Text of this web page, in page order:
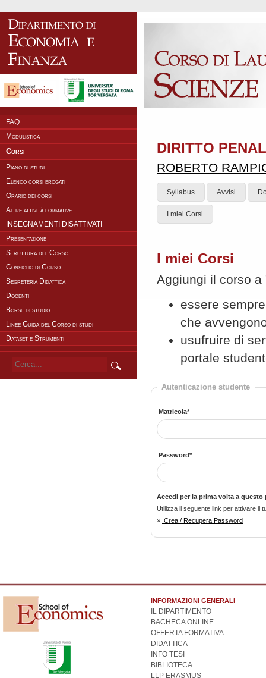
FAQ
Modulistica
Corsi
Piano di studi
Elenco corsi erogati
Orario dei corsi
Altre attività formative
INSEGNAMENTI DISATTIVATI
Presentazione
Struttura del Corso
Consiglio di Corso
Segreteria Didattica
Docenti
Borse di studio
Linee Guida del Corso di studi
Dataset e Strumenti
DIRITTO
ROBERTO
Syllabus Avvisi
I miei Corsi
I miei Corsi
Aggiungi il corso a
essere
che
usufruire di
portale
Autenticazione studente
Matricola*
Password*
Accedi per la prima volta a questo
Utilizza il seguente link per attivare il
» Crea / Recupera Password
INFORMAZIONI GENERALI
IL DIPARTIMENTO
BACHECA ONLINE
OFFERTA FORMATIVA
DIDATTICA
INFO TESI
BIBLIOTECA
LLP ERASMUS